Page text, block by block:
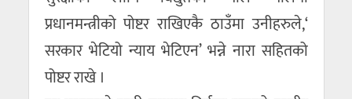
प्रधानमन्त्रीको पोष्टर राखिएकै ठाउँमा उनीहरुले,‘
सरकार भेटियो न्याय भेटिएन’ भन्ने नारा सहितको
पोष्टर राखे ।